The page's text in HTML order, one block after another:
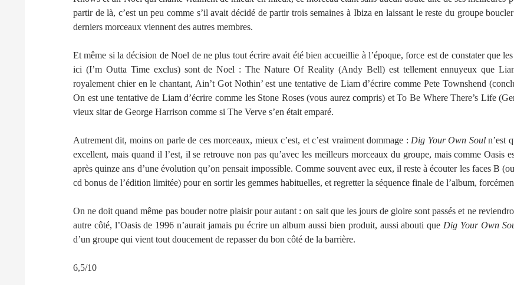
partir de là, c’est un peu comme s’il avait décidé de partir trois semaines à Ibiza en laissant le reste du groupe
derniers morceaux viennent des autres membres.
Et même si la décision de Noel de ne plus tout écrire avait été bien accueillie à l’époque, force est de constater que
ici (I’m Outta Time exclus) sont de Noel : The Nature Of Reality (Andy Bell) est tellement ennuyeux que
royalement chier en le chantant, Ain’t Got Nothin’ est une tentative de Liam d’écrire comme Pete Townshend
On est une tentative de Liam d’écrire comme les Stone Roses (vous aurez compris) et To Be Where There’s Life
vieux sitar de George Harrison comme si The Verve s’en était emparé.
Autrement dit, moins on parle de ces morceaux, mieux c’est, et c’est vraiment dommage : Dig Your Own Souln’est
excellent, mais quand il l’est, il se retrouve non pas qu’avec les meilleurs morceaux du groupe, mais comme Oasis
après quinze ans d’une évolution qu’on pensait impossible. Comme souvent avec eux, il reste à écouter les faces B
cd bonus de l’édition limitée) pour en sortir les gemmes habituelles, et regretter la séquence finale de l’album,
On ne doit quand même pas bouder notre plaisir pour autant : on sait que les jours de gloire sont passés et ne
autre côté, l’Oasis de 1996 n’aurait jamais pu écrire un album aussi bien produit, aussi abouti que Dig Your Own
d’un groupe qui vient tout doucement de repasser du bon côté de la barrière.
6,5/10